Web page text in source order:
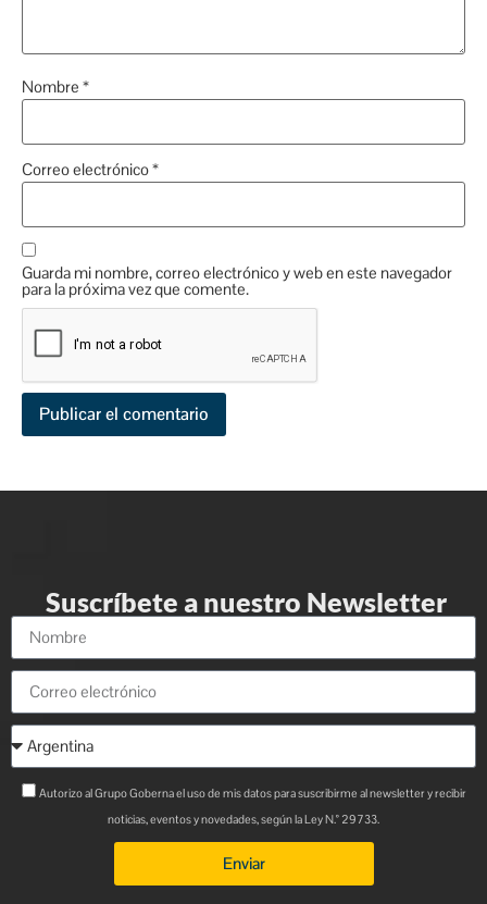
Nombre *
Correo electrónico*
Guarda mi nombre, correo electrónico y web en este navegador
para la próxima vez que comente.
Suscríbete a nuestro Newsletter
Autorizo al Grupo Goberna el uso de mis datos para suscribirme al newsletter y recibir
noticias, eventos y novedades, según la Ley N.° 29733.
Enviar